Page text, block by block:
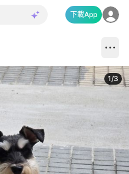
下載App
1/3